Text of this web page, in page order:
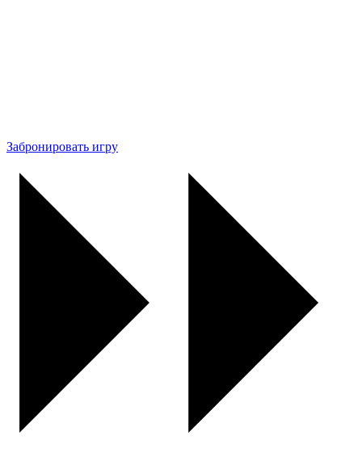
Забронировать игру